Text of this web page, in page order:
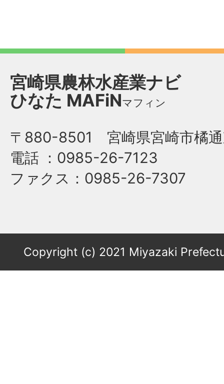
宮崎県農林水産業ナビ
ひなた MAFiNマフィン
〒880-8501 宮崎県宮崎市橘通
電話 ：0985-26-7123
ファクス ：0985-26-7307
Copyright (c) 2021 Miyazaki